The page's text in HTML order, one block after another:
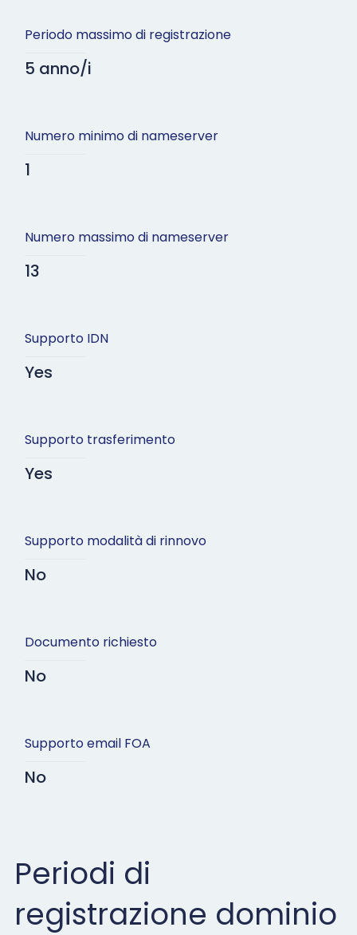
Periodo massimo di registrazione
5 anno/i
Numero minimo di nameserver
1
Numero massimo di nameserver
13
Supporto IDN
Yes
Supporto trasferimento
Yes
Supporto modalità di rinnovo
No
Documento richiesto
No
Supporto email FOA
No
Periodi di
registrazione dominio